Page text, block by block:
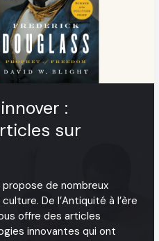
:
sur
de nombreux
De l’Antiquité à l’ère
offre des articles
innovantes qui ont